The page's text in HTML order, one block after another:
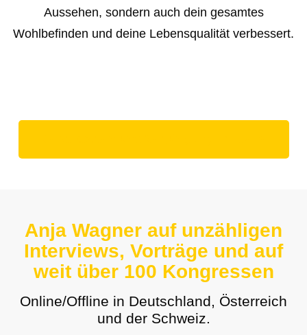
Aussehen, sondern auch dein gesamtes
Wohlbefinden und deine Lebensqualität verbessert.
Anja Wagner auf unzähligen
Interviews, Vorträge und auf
weit über 100 Kongressen
Online/Offline in Deutschland, Österreich
und der Schweiz.